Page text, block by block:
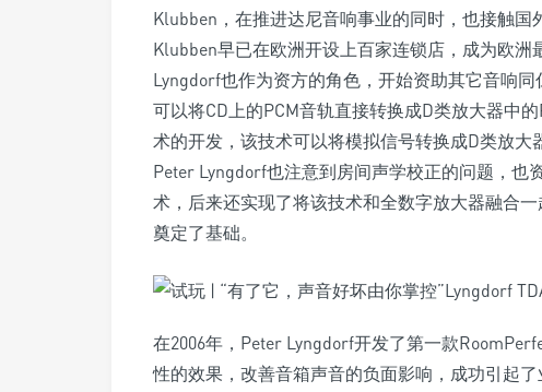
Klubben，在推进达尼音响事业的同时，也接触
Klubben早已在欧洲开设上百家连锁店，成为欧
Lyngdorf也作为资方的角色，开始资助其它音响
可以将CD上的PCM音轨直接转换成D类放大器中
术的开发，该技术可以将模拟信号转换成D类放大
Peter Lyngdorf也注意到房间声学校正的问题，也
术，后来还实现了将该技术和全数字放大器融合
奠定了基础。
在2006年，Peter Lyngdorf开发了第一款
性的效果，改善音箱声音的负面影响，成功引起